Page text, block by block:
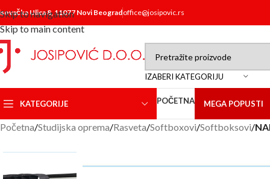
Skip to navigation
Skip to main content
Ulica 8, 11077 Novi Beogradoffice@josipovic.rs
IZABERI KATEGORIJU
KATEGORIJE POČETNA MEGA POPUSTI
Početna/Studijska oprema/Rasveta/Softboxovi/Softboksovi/